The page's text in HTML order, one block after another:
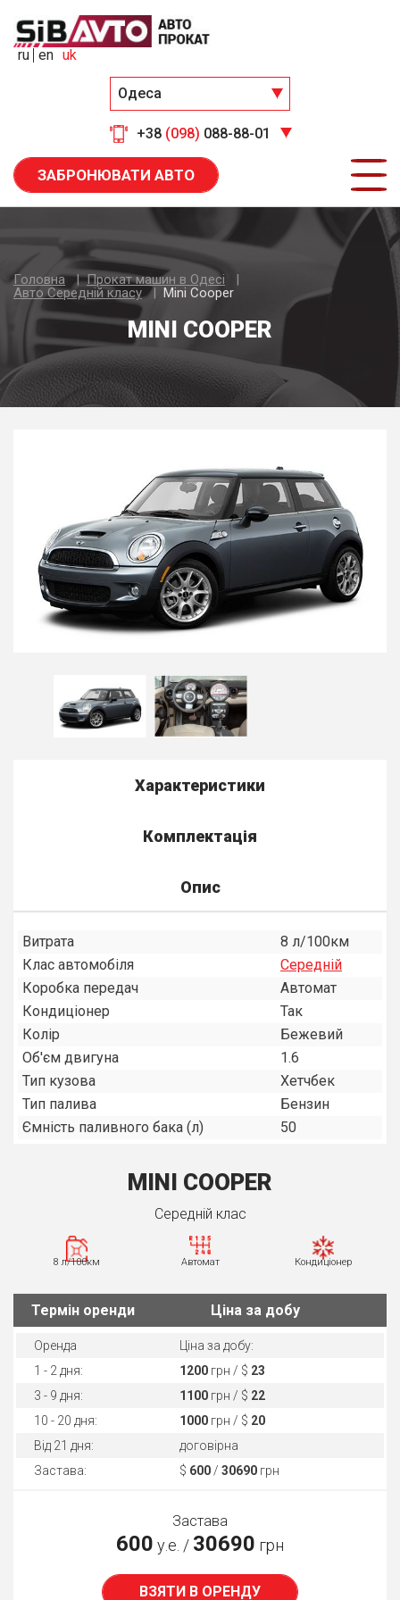
Одеса
+38 (098) 088-88-01
ru en uk
ЗАБРОНЮВАТИ АВТО
Головна
Прокат машин в Одесі
Авто Середнiй класу
Mini Cooper
MINI COOPER
Характеристики
Комплектація
Опис
Витрата
8 л/100км
Клас автомобіля
Середнiй
Коробка передач
Автомат
Кондиціонер
Так
Колір
Бежевий
Об'єм двигуна
1.6
Тип кузова
Хетчбек
Тип палива
Бензин
Ємність паливного бака (л)
50
MINI COOPER
Середнiй клас
8 л/100км Автомат Кондиціонер
Термін оренди Ціна за добу
Оренда
Ціна за добу:
1 - 2 дня:
1200 грн / $ 23
3 - 9 дня:
1100 грн / $ 22
10 - 20 дня:
1000 грн / $ 20
Від 21 дня:
договірна
Застава:
$ 600 / 30690 грн
Застава
600 у.е. / 30690 грн
ВЗЯТИ В ОРЕНДУ